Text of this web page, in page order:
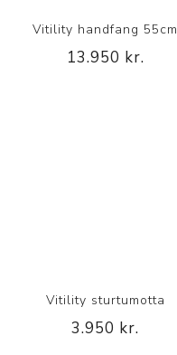
Vitility handfang 55cm
13.950 kr.
Vitility sturtumotta
3.950 kr.